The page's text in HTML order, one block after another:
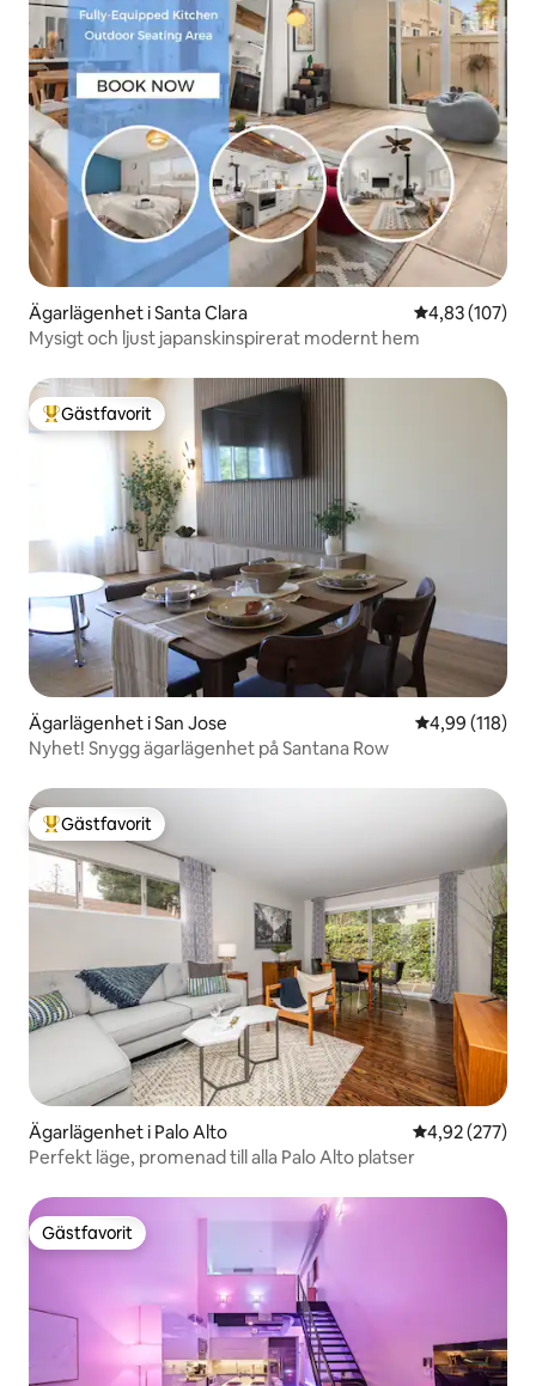
Ägarlägenhet i Santa Clara 4,83 av 5 i
4,83 (107)
Mysigt och ljust japanskinspirerat modernt hem
Populär gästfavorit
Gästfavorit
Ägarlägenhet i San Jose 4,99 av 5 i
4,99 (118)
Nyhet! Snygg ägarlägenhet på Santana Row
Populär gästfavorit
Gästfavorit
Ägarlägenhet i Palo Alto 4,92 av 5 i
4,92 (277)
Perfekt läge, promenad till alla Palo Alto platser
Gästfavorit
Gästfavorit